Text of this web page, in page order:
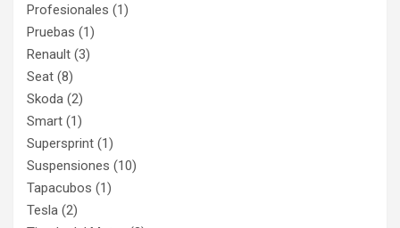
Profesionales (1)
Pruebas (1)
Renault (3)
Seat (8)
Skoda (2)
Smart (1)
Supersprint (1)
Suspensiones (10)
Tapacubos (1)
Tesla (2)